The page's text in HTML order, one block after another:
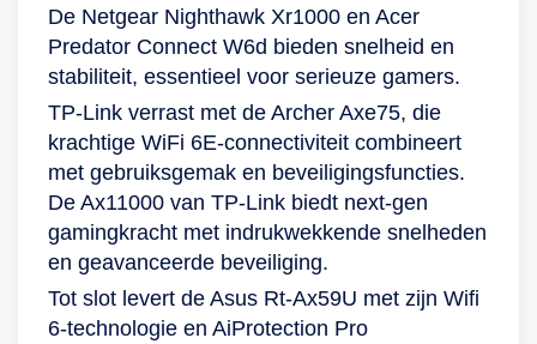
De Netgear Nighthawk Xr1000 en Acer
Predator Connect W6d bieden snelheid en
stabiliteit, essentieel voor serieuze gamers.
TP-Link verrast met de Archer Axe75, die
krachtige WiFi 6E-connectiviteit combineert
met gebruiksgemak en beveiligingsfuncties.
De Ax11000 van TP-Link biedt next-gen
gamingkracht met indrukwekkende snelheden
en geavanceerde beveiliging.
Tot slot levert de Asus Rt-Ax59U met zijn Wifi
6-technologie en AiProtection Pro